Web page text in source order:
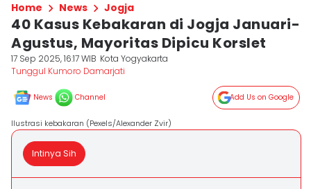
Home News Jogja
40 Kasus Kebakaran di Jogja Januari-
Agustus, Mayoritas Dipicu Korslet
17 Sep 2025, 16:17 WIB Kota Yogyakarta
Tunggul Kumoro Damarjati
News Channel Add Us on Google
Ilustrasi kebakaran (Pexels/Alexander Zvir)
Intinya Sih